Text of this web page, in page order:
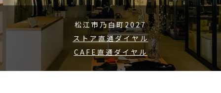
松江市乃白町2027
ストア直通ダイヤル
CAFE直通ダイヤル